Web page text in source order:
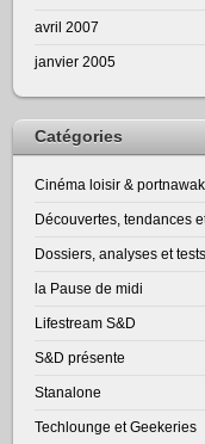
avril 2007
janvier 2005
Catégories
Cinéma loisir & portnawak
Découvertes, tendances
Dossiers, analyses et tests
la Pause de midi
Lifestream S&D
S&D présente
Stanalone
Techlounge et Geekeries